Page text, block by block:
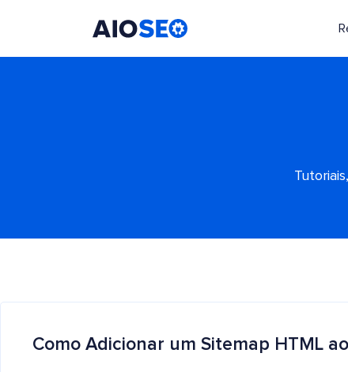
Como Adicionar um Sitemap HTML